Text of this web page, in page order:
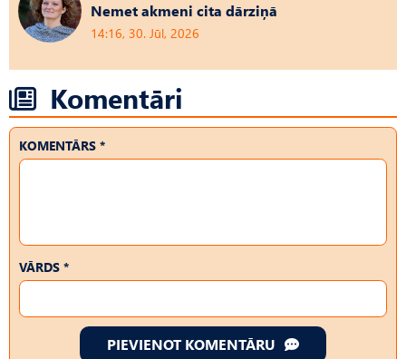
Nemet akmeni cita dārziņā
14:16, 30. Jūl, 2026
Komentāri
KOMENTĀRS *
VĀRDS *
PIEVIENOT KOMENTĀRU